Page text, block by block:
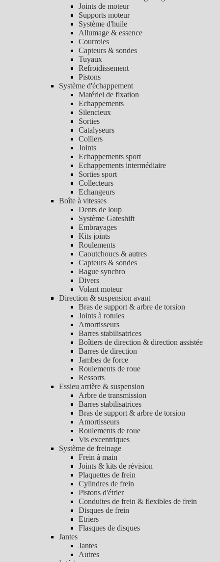
Joints de moteur
Supports moteur
Système d'huile
Allumage & essence
Courroies
Capteurs & sondes
Tuyaux
Refroidissement
Pistons
Système d'échappement
Matériel de fixation
Echappements
Silencieux
Sorties
Catalyseurs
Colliers
Joints
Echappements sport
Echappements intermédiaire
Sorties sport
Collecteurs
Echangeurs
Boîte à vitesses
Dents de loup
Système Gateshift
Embrayages
Kits joints
Roulements
Caoutchoucs & autres
Capteurs & sondes
Bague synchro
Divers
Volant moteur
Direction & suspension avant
Bras de support & arbre de torsion
Joints à rotules
Amortisseurs
Barres stabilisatrices
Boîtiers de direction & direction assistée
Barres de direction
Jambes de force
Roulements de roue
Ressorts
Essieu arrière & suspension
Arbre de transmission
Barres stabilisatrices
Bras de support & arbre de torsion
Amortisseurs
Roulements de roue
Vis excentriques
Système de freinage
Frein à main
Joints & kits de révision
Plaquettes de frein
Cylindres de frein
Pistons d'étrier
Conduites de frein & flexibles de frein
Disques de frein
Etriers
Flasques de disques
Jantes
Jantes
Autres